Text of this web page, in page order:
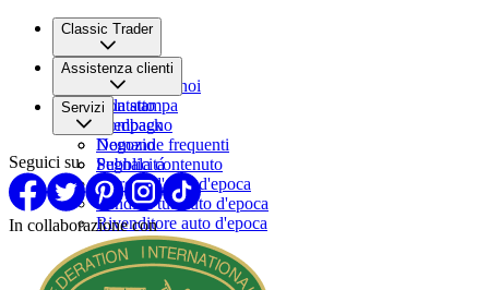
Classic Trader
Chi siamo
Lavora con noi
Sala stampa
Compagno
Assistenza clienti
Contatto
Feedback
Domande frequenti
Segnala contenuto
Servizi
Negozio
Pubblicitá
Marche d'auto d'epoca
Vendi la tua auto d'epoca
Rivenditore auto d'epoca
Seguici su
In collaborazione con